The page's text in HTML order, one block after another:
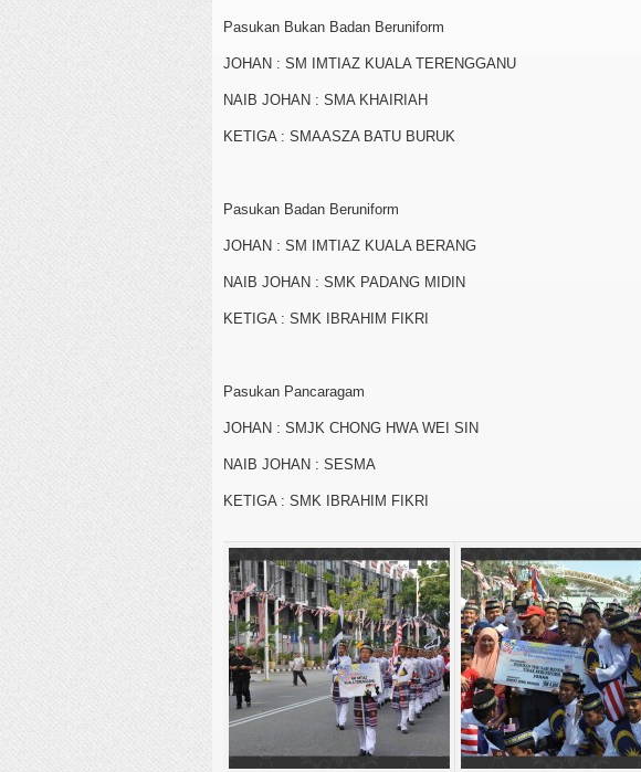
Pasukan Bukan Badan Beruniform
JOHAN : SM IMTIAZ KUALA TERENGGANU
NAIB JOHAN : SMA KHAIRIAH
KETIGA : SMAASZA BATU BURUK
Pasukan Badan Beruniform
JOHAN : SM IMTIAZ KUALA BERANG
NAIB JOHAN : SMK PADANG MIDIN
KETIGA : SMK IBRAHIM FIKRI
Pasukan Pancaragam
JOHAN : SMJK CHONG HWA WEI SIN
NAIB JOHAN : SESMA
KETIGA : SMK IBRAHIM FIKRI